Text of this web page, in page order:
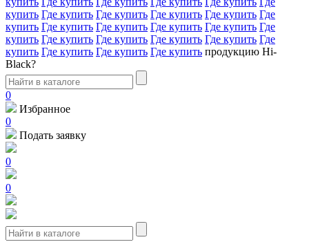
купить Где купить Где купить Где купить Где купить Где
купить Где купить Где купить Где купить Где купить Где
купить Где купить Где купить Где купить Где купить Где
купить Где купить Где купить Где купить продукцию Hi-
Black?
0
Избранное
0
Подать заявку
0
0